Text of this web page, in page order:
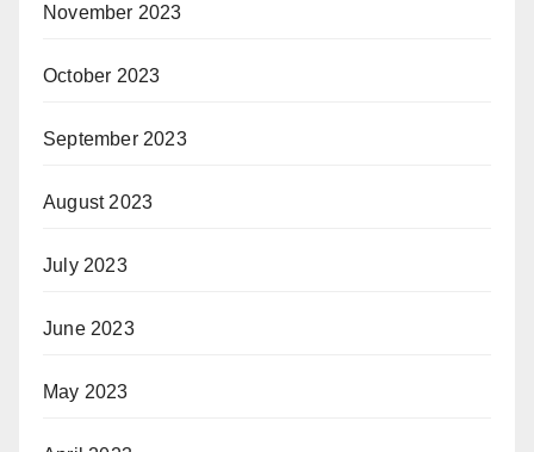
November 2023
October 2023
September 2023
August 2023
July 2023
June 2023
May 2023